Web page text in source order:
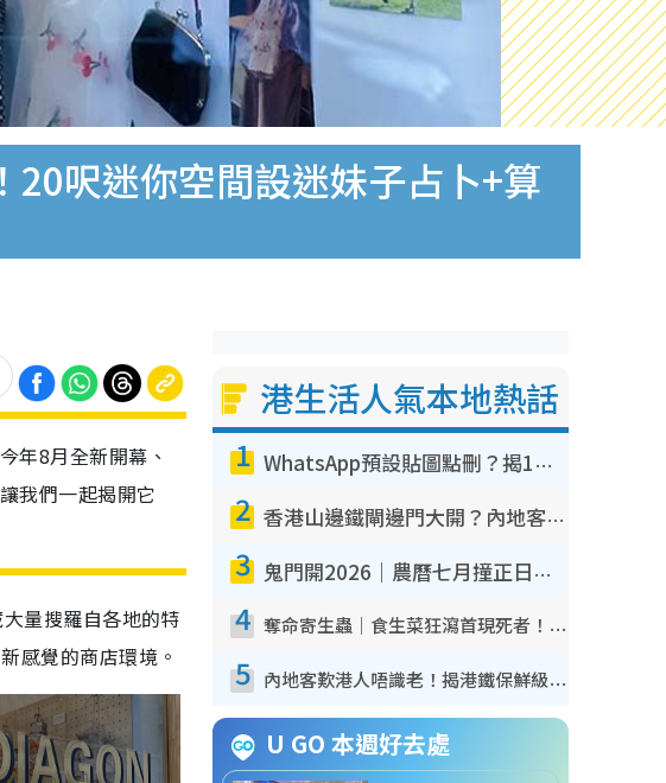
20呎迷你空間設迷妹子占卜+算
年8月全新開幕、
我們一起揭開它
量搜羅自各地的特
感覺的商店環境。
港生活人氣本地熱話
1 WhatsApp預設貼圖點刪？揭1招「反向操作」還原簡潔介面 附3步實測教學
2 香港山邊鐵閘邊門大開？內地客困惑意義何在！網民神回覆：呢種叫法理性防禦
3 鬼門開2026｜農曆七月撞正日全食特別邪？專家警告切忌做一事！揭4大禁忌+2招保平安
4 奪命寄生蟲｜食生菜狂瀉首現死者！疫潮惡化錄1.8萬宗病例 揭洗菜3大謬誤
5 內地客歎港人唔識老！揭港鐵保鮮級冷氣 港人求放過：咪投訴
U GO 本週好去處